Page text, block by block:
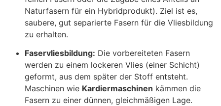
Naturfasern für ein Hybridprodukt). Ziel ist es,
saubere, gut separierte Fasern für die Vliesbildung
zu erhalten.
Faservliesbildung: Die vorbereiteten Fasern
werden zu einem lockeren Vlies (einer Schicht)
geformt, aus dem später der Stoff entsteht.
Maschinen wie Kardiermaschinen kämmen die
Fasern zu einer dünnen, gleichmäßigen Lage.